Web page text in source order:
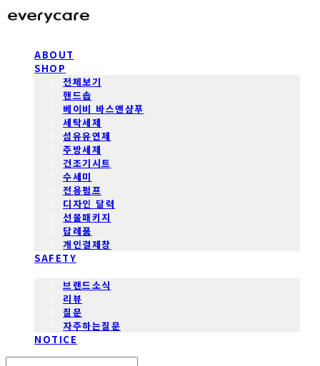
ABOUT
SHOP
전체보기
핸드솝
베이비 바스앤샴푸
세탁세제
섬유유연제
주방세제
건조기시트
수세미
전용펌프
디자인 달력
선물패키지
답례품
개인결제창
SAFETY
브랜드소식
리뷰
질문
자주하는질문
NOTICE